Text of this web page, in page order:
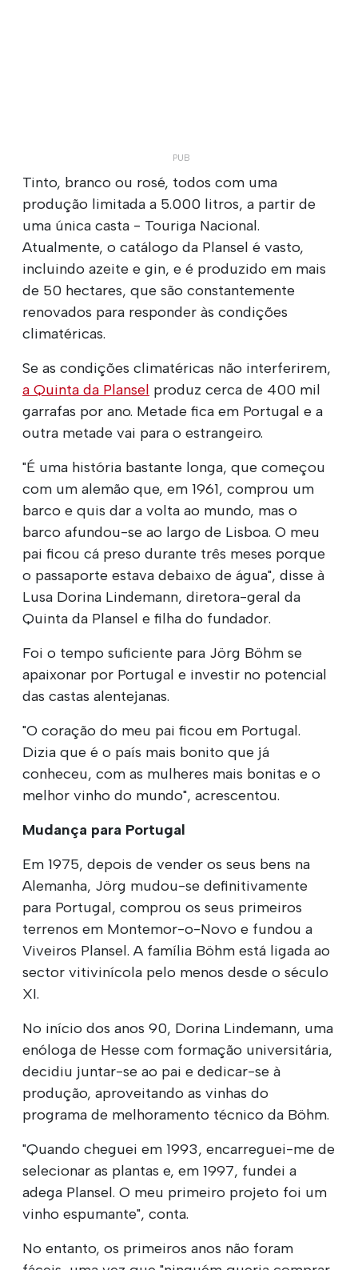
Tinto, branco ou rosé, todos com uma
produção limitada a 5.000 litros, a partir de
uma única casta - Touriga Nacional.
Atualmente, o catálogo da Plansel é vasto,
incluindo azeite e gin, e é produzido em mais
de 50 hectares, que são constantemente
renovados para responder às condições
climatéricas.
Se as condições climatéricas não interferirem,
a Quinta da Plansel produz cerca de 400 mil
garrafas por ano. Metade fica em Portugal e a
outra metade vai para o estrangeiro.
"É uma história bastante longa, que começou
com um alemão que, em 1961, comprou um
barco e quis dar a volta ao mundo, mas o
barco afundou-se ao largo de Lisboa. O meu
pai ficou cá preso durante três meses porque
o passaporte estava debaixo de água", disse à
Lusa Dorina Lindemann, diretora-geral da
Quinta da Plansel e filha do fundador.
Foi o tempo suficiente para Jörg Böhm se
apaixonar por Portugal e investir no potencial
das castas alentejanas.
"O coração do meu pai ficou em Portugal.
Dizia que é o país mais bonito que já
conheceu, com as mulheres mais bonitas e o
melhor vinho do mundo", acrescentou.
Mudança para Portugal
Em 1975, depois de vender os seus bens na
Alemanha, Jörg mudou-se definitivamente
para Portugal, comprou os seus primeiros
terrenos em Montemor-o-Novo e fundou a
Viveiros Plansel. A família Böhm está ligada ao
sector vitivinícola pelo menos desde o século
XI.
No início dos anos 90, Dorina Lindemann, uma
enóloga de Hesse com formação universitária,
decidiu juntar-se ao pai e dedicar-se à
produção, aproveitando as vinhas do
programa de melhoramento técnico da Böhm.
"Quando cheguei em 1993, encarreguei-me de
selecionar as plantas e, em 1997, fundei a
adega Plansel. O meu primeiro projeto foi um
vinho espumante", conta.
No entanto, os primeiros anos não foram